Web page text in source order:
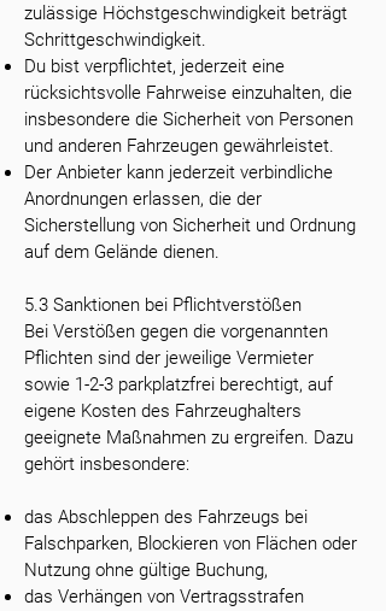
zulässige Höchstgeschwindigkeit beträgt
Schrittgeschwindigkeit.
Du bist verpflichtet, jederzeit eine
rücksichtsvolle Fahrweise einzuhalten, die
insbesondere die Sicherheit von Personen
und anderen Fahrzeugen gewährleistet.
Der Anbieter kann jederzeit verbindliche
Anordnungen erlassen, die der
Sicherstellung von Sicherheit und Ordnung
auf dem Gelände dienen.
5.3 Sanktionen bei Pflichtverstößen
Bei Verstößen gegen die vorgenannten
Pflichten sind der jeweilige Vermieter
sowie 1-2-3 parkplatzfrei berechtigt, auf
eigene Kosten des Fahrzeughalters
geeignete Maßnahmen zu ergreifen. Dazu
gehört insbesondere:
das Abschleppen des Fahrzeugs bei
Falschparken, Blockieren von Flächen oder
Nutzung ohne gültige Buchung,
das Verhängen von Vertragsstrafen